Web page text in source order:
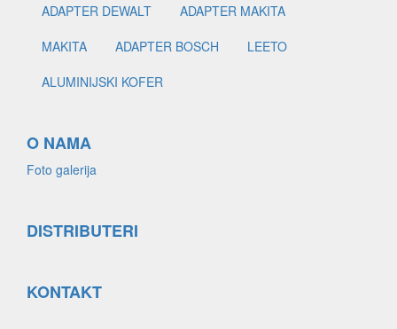
ADAPTER DEWALT
ADAPTER MAKITA
MAKITA
ADAPTER BOSCH
LEETO
ALUMINIJSKI KOFER
O NAMA
Foto galerija
DISTRIBUTERI
KONTAKT